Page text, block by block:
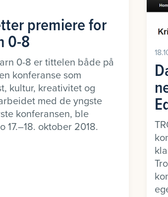
premiere for
0-8
0-8 er tittelen både på
konferanse som
kultur, kreativitet og
med de yngste
konferansen, ble
17.–18. oktober 2018.